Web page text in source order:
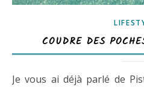
COUDRE DES
Je vous ai déjà parlé de Pistache sur le blog. J’avais